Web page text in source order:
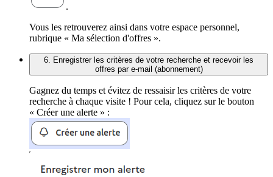
.
Vous les retrouverez ainsi dans votre espace personnel,
rubrique « Ma sélection d'offres ».
6. Enregistrer les critères de votre recherche et recevoir les
offres par e-mail (abonnement)
Gagnez du temps et évitez de ressaisir les critères de votre
recherche à chaque visite ! Pour cela, cliquez sur le bouton
« Créer une alerte » :